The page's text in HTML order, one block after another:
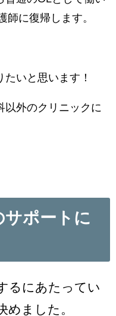
師に復帰します。
いと思います！
以外のクリニックに
サポートに
るにあたってい
めました。